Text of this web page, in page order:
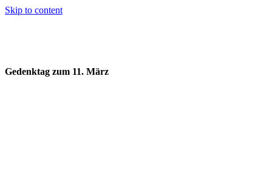
Skip to content
Gedenktag zum 11. März